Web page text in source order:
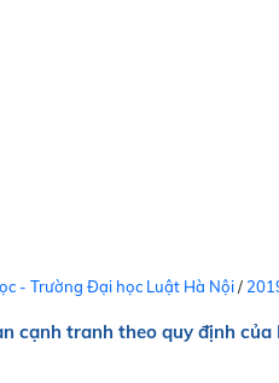
- Trường Đại học Luật Hà Nội/
cạnh tranh theo quy định của